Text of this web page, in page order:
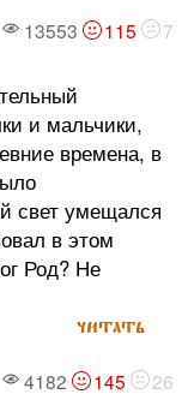
13553 115 7
и мальчики,
времена, в
свет умещался
в этом
Род? Не
читать
4182 145 26